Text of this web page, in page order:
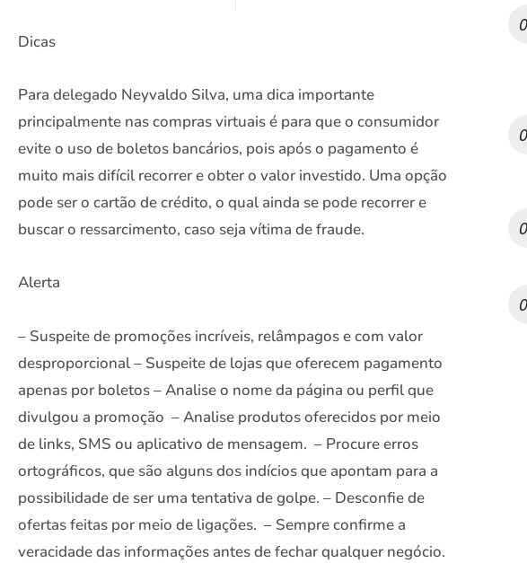
Dicas
Para delegado Neyvaldo Silva, uma dica importante
principalmente nas compras virtuais é para que o consumidor
evite o uso de boletos bancários, pois após o pagamento é
muito mais difícil recorrer e obter o valor investido. Uma opção
pode ser o cartão de crédito, o qual ainda se pode recorrer e
buscar o ressarcimento, caso seja vítima de fraude.
Alerta
– Suspeite de promoções incríveis, relâmpagos e com valor
desproporcional – Suspeite de lojas que oferecem pagamento
apenas por boletos – Analise o nome da página ou perfil que
divulgou a promoção – Analise produtos oferecidos por meio
de links, SMS ou aplicativo de mensagem. – Procure erros
ortográficos, que são alguns dos indícios que apontam para a
possibilidade de ser uma tentativa de golpe. – Desconfie de
ofertas feitas por meio de ligações. – Sempre confirme a
veracidade das informações antes de fechar qualquer negócio.